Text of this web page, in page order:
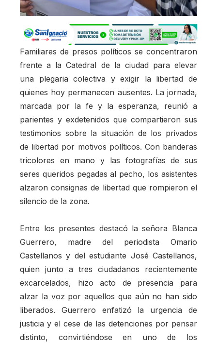
Familiares de presos políticos se concentraron
frente a la Catedral de la ciudad para elevar
una plegaria colectiva y exigir la libertad de
quienes hoy permanecen ausentes. La jornada,
marcada por la fe y la esperanza, reunió a
parientes y exdetenidos que compartieron sus
testimonios sobre la situación de los privados
de libertad por motivos políticos. Con banderas
tricolores en mano y las fotografías de sus
seres queridos pegadas al pecho, los asistentes
alzaron consignas de libertad que rompieron el
silencio de la zona.
Entre los presentes destacó la señora Blanca
Guerrero, madre del periodista Omario
Castellanos y del estudiante José Castellanos,
quien junto a tres ciudadanos recientemente
excarcelados, hizo acto de presencia para
alzar la voz por aquellos que aún no han sido
liberados. Guerrero enfatizó la urgencia de
justicia y el cese de las detenciones por pensar
distinto, convirtiéndose en uno de los